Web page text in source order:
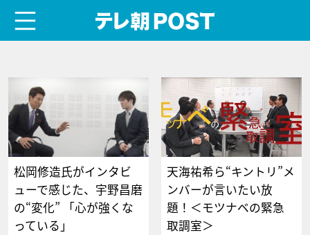
松岡修造氏がインタビ
ューで感じた、宇野昌磨
の“変化” 「心が強くな
っている」
天海祐希ら“キントリ”メ
ンバーが言いたい放
題！＜モツナベの緊急
取調室＞